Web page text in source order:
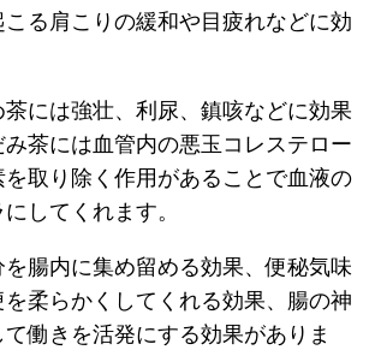
る肩こりの緩和や目疲れなどに効
茶には強壮、利尿、鎮咳などに効果
茶には血管内の悪玉コレステロー
を取り除く作用があることで血液の
してくれます。
腸内に集め留める効果、便秘気味
柔らかくしてくれる効果、腸の神
働きを活発にする効果がありま